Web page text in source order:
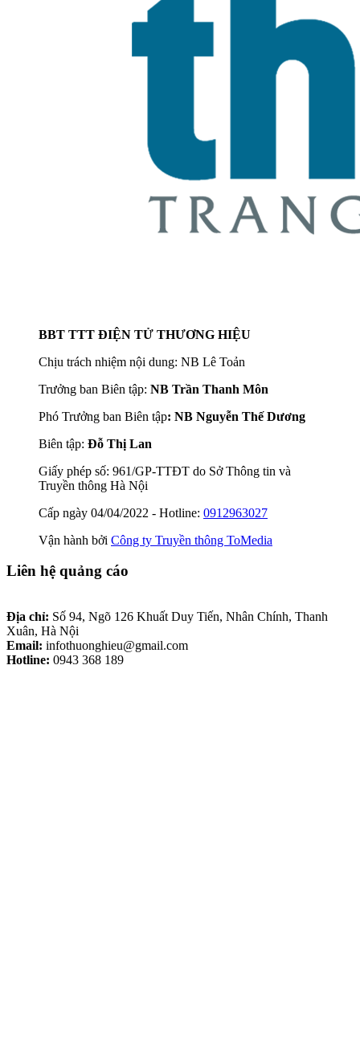
BBT TTT ĐIỆN TỬ THƯƠNG HIỆU
Chịu trách nhiệm nội dung: NB Lê Toản
Trưởng ban Biên tập: NB Trần Thanh Môn
Phó Trưởng ban Biên tập: NB Nguyễn Thế Dương
Biên tập: Đỗ Thị Lan
Giấy phép số: 961/GP-TTĐT do Sở Thông tin và
Truyền thông Hà Nội
Cấp ngày 04/04/2022 - Hotline: 0912963027
Vận hành bởi Công ty Truyền thông ToMedia
Liên hệ quảng cáo
Địa chỉ: Số 94, Ngõ 126 Khuất Duy Tiến, Nhân Chính, Thanh
Xuân, Hà Nội
Email: infothuonghieu@gmail.com
Hotline: 0943 368 189